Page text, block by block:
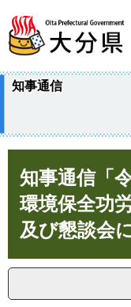
ジ
先
。
ュ
を
て
知事通信
知事通信「
環境保全功
及び懇談会